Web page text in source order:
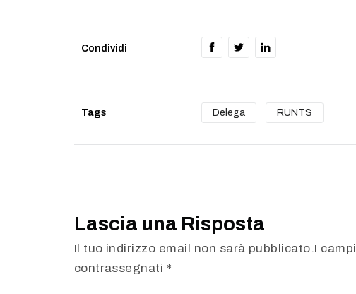
Condividi
Tags Delega RUNTS
Lascia una Risposta
Il tuo indirizzo email non sarà pubblicato.I
contrassegnati *